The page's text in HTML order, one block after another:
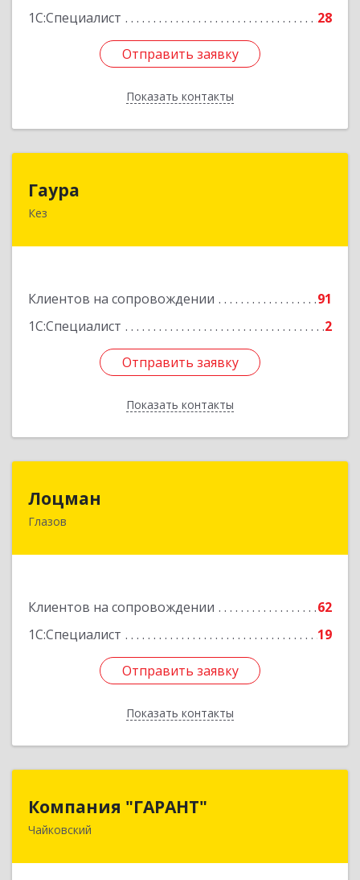
1С:Специалист
28
Отправить заявку
Показать контакты
Отправить заявку
Назад
Гаура
Кез
Клиентов на сопровождении
91
1С:Специалист
2
Отправить заявку
Показать контакты
Отправить заявку
Назад
Лоцман
Глазов
Клиентов на сопровождении
62
1С:Специалист
19
Отправить заявку
Показать контакты
427620, Удмуртская Респ, Глазов г, Сибирская
Отправить заявку
Назад
Компания "ГАРАНТ"
Чайковский
617760, Пермский край, Чайковский г, Карла